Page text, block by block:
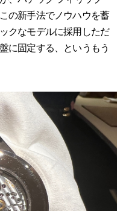
の新手法でノウハウを蓄
クなモデルに採用しただ
に固定する、というもう